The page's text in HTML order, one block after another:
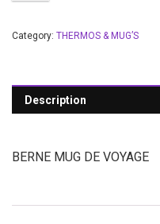
Category: THERMOS & MUG’S
Description
BERNE MUG DE VOYAGE